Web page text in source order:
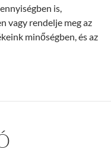
is,
vagy rendelje meg az
minőségben, és az